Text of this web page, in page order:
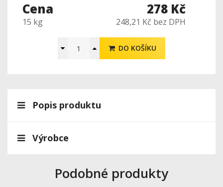
Cena
15 kg
278 Kč
248,21 Kč bez DPH
DO KOŠÍKU
Popis produktu
Výrobce
Podobné produkty